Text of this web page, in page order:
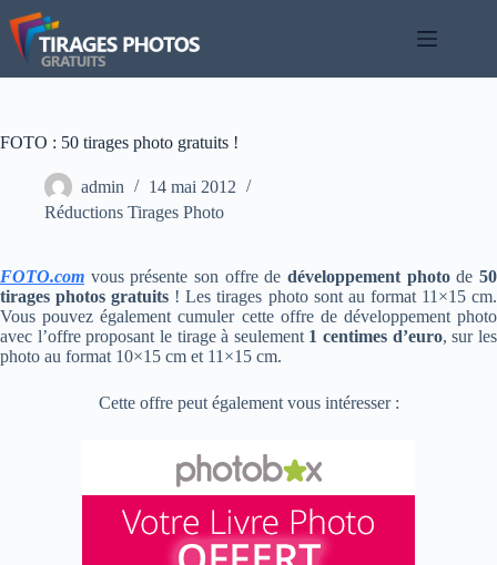
Passer
au
contenu
FOTO : 50 tirages photo gratuits !
admin
14 mai 2012
Réductions Tirages Photo
FOTO.com vous présente son offre de développement photode50
tirages photos gratuits ! Les tirages photo sont au format 11×15 cm.
Vous pouvez également cumuler cette offre de développement photo
avec l’offre proposant le tirage à seulement 1 centimes d’euro, sur les
photo au format 10×15 cm et 11×15 cm.
Cette offre peut également vous intéresser :